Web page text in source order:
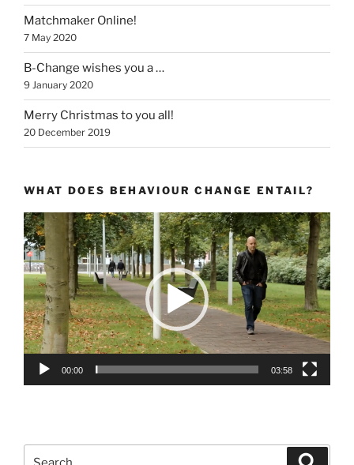
Matchmaker Online!
7 May 2020
B-Change wishes you a …
9 January 2020
Merry Christmas to you all!
20 December 2019
WHAT DOES BEHAVIOUR CHANGE ENTAIL?
Video
Player
00:00 03:58